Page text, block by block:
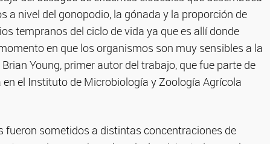
a nivel del gonopodio, la gónada y la proporción de
tempranos del ciclo de vida ya que es allí donde
en que los organismos son muy sensibles a la
Young, primer autor del trabajo, que fue parte de
el Instituto de Microbiología y Zoología Agrícola
fueron sometidos a distintas concentraciones de